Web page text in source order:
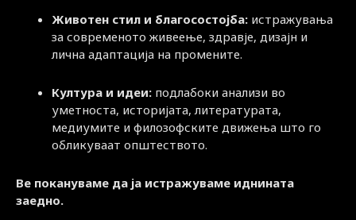
Животен стил и благосостојба: истражувања
за современото живеење, здравје, дизајн и
лична адаптација на промените.
Култура и идеи: подлабоки анализи во
уметноста, историјата, литературата,
медиумите и филозофските движења што го
обликуваат општеството.
Ве покануваме да ја истражуваме иднината
заедно.